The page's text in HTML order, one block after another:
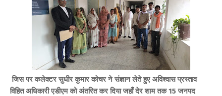
जिस पर कलेक्टर सुधीर कुमार कोचर ने संज्ञान लेते हुए अविश्वास प्रस्ताव
विहित अधिकारी एडीएम को अंतरित कर दिया जहाँ देर शाम तक 15 जनपद